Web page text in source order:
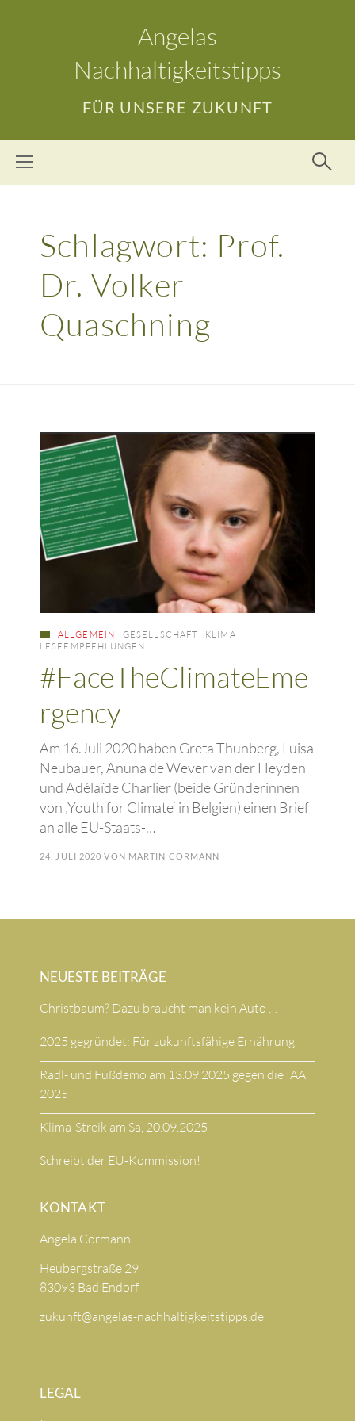
Angelas
Nachhaltigkeitstipps
FÜR UNSERE ZUKUNFT
Schlagwort: Prof.
Dr. Volker
Quaschning
ALLGEMEIN GESELLSCHAFT
KLIMA
LESEEMPFEHLUNGEN
#FaceTheClimateEme
rgency
Am 16.Juli 2020 haben Greta Thunberg, Luisa
Neubauer, Anuna de Wever van der Heyden
und Adélaïde Charlier (beide Gründerinnen
von ‚Youth for Climate‘ in Belgien) einen Brief
an alle EU-Staats-…
24. JULI 2020 VON MARTIN CORMANN
NEUESTE BEITRÄGE
Christbaum? Dazu braucht man kein Auto …
2025 gegründet: Für zukunftsfähige Ernährung
Radl- und Fußdemo am 13.09.2025 gegen die IAA
2025
Klima-Streik am Sa, 20.09.2025
Schreibt der EU-Kommission!
KONTAKT
Angela Cormann
Heubergstraße 29
83093 Bad Endorf
zukunft@angelas-nachhaltigkeitstipps.de
LEGAL